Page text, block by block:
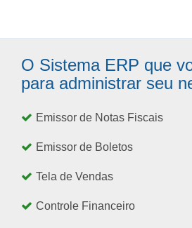
O Sistema ERP que
para administrar seu
Emissor de Notas Fiscais
Emissor de Boletos
Tela de Vendas
Controle Financeiro